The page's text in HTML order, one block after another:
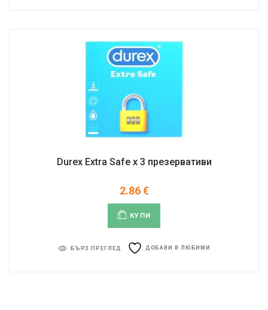
Durex Extra Safe x 3 презервативи
2.86€
КУПИ
БЪРЗ ПРЕГЛЕД ДОБАВИ В ЛЮБИМИ